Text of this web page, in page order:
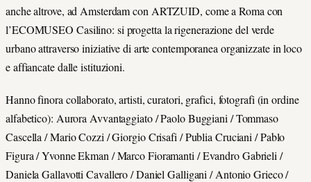
anche altrove, ad Amsterdam con ARTZUID, come a Roma con
l’ECOMUSEO Casilino: si progetta la rigenerazione del verde
urbano attraverso iniziative di arte contemporanea organizzate in loco
e affiancate dalle istituzioni.
Hanno finora collaborato, artisti, curatori, grafici, fotografi (in ordine
alfabetico): Aurora Avvantaggiato / Paolo Buggiani / Tommaso
Cascella / Mario Cozzi / Giorgio Crisafi / Publia Cruciani / Pablo
Figura / Yvonne Ekman / Marco Fioramanti / Evandro Gabrieli /
Daniela Gallavotti Cavallero / Daniel Galligani / Antonio Grieco /